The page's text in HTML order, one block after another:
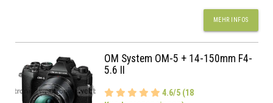
MEHR INFOS
OM System OM-5 + 14-150mm F4-
5.6 II
4.6/5 (18